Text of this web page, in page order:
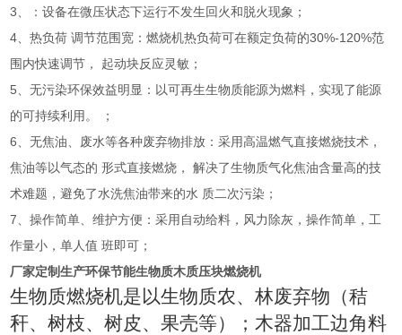
3、：设备在微压状态下运行不发生回火和脱火现象；
4、热负荷 调节范围宽：燃烧机热负荷可在额定负荷的30%-120%范
围内快速调节，
起动块反应灵敏；
5、无污染环保效益明显：以可再生生物质能源为燃料，实现了能源
的可持续利用。
；
6、无焦油、废水等各种废弃物排放：采用高温燃气直接燃烧技术，
焦油等以气态的 形式直接燃烧，
解决了生物质气化焦油含量高的技
术难题，避免了水洗焦油带来的水 质二次污染；
7、操作简单、维护方便：采用自动给料，风力除灰，操作简单，工
作量小，单人值 班即可；
厂家定制生产环保节能生物质木质压块燃烧机
生物质燃烧机是以生物质农、林废弃物（秸
秆、树枝、树皮、果壳等）；木器加工边角料